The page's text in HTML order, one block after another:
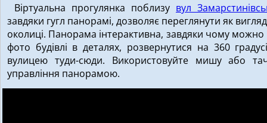
Віртуальна прогулянка поблизу вул
завдяки гугл панорамі, дозволяє переглянути як
околиці. Панорама інтерактивна, завдяки чому
фото будівлі в деталях, розвернутися на 360
вулицею туди-сюди. Використовуйте мишу або
управління панорамою.